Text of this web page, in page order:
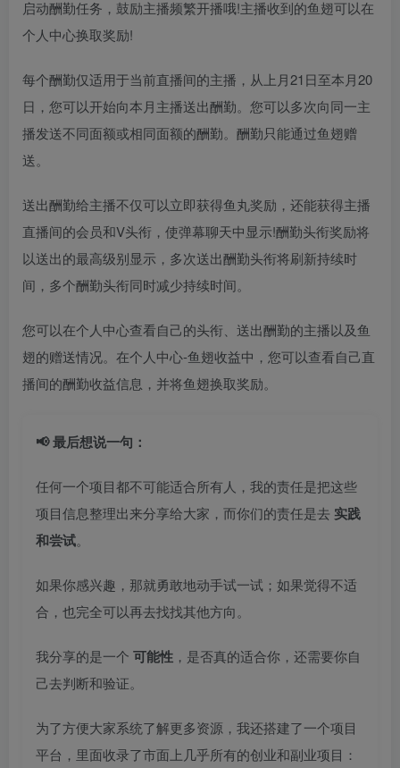
启动酬勤任务，鼓励主播频繁开播哦!主播收到的鱼翅可以在
个人中心换取奖励!
每个酬勤仅适用于当前直播间的主播，从上月21日至本月20
日，您可以开始向本月主播送出酬勤。您可以多次向同一主
播发送不同面额或相同面额的酬勤。酬勤只能通过鱼翅赠
送。
送出酬勤给主播不仅可以立即获得鱼丸奖励，还能获得主播
直播间的会员和V头衔，使弹幕聊天中显示!酬勤头衔奖励将
以送出的最高级别显示，多次送出酬勤头衔将刷新持续时
间，多个酬勤头衔同时减少持续时间。
您可以在个人中心查看自己的头衔、送出酬勤的主播以及鱼
翅的赠送情况。在个人中心-鱼翅收益中，您可以查看自己直
播间的酬勤收益信息，并将鱼翅换取奖励。
📢 最后想说一句：
任何一个项目都不可能适合所有人，我的责任是把这些
项目信息整理出来分享给大家，而你们的责任是去 实践
和尝试。
如果你感兴趣，那就勇敢地动手试一试；如果觉得不适
合，也完全可以再去找找其他方向。
我分享的是一个 可能性 ，是否真的适合你，还需要你自
己去判断和验证。
为了方便大家系统了解更多资源，我还搭建了一个项目
平台，里面收录了市面上几乎所有的创业和副业项目：